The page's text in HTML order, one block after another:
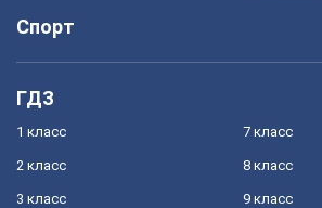
Спорт
ГДЗ
1 класс
2 класс
3 класс
7 класс
8 класс
9 класс